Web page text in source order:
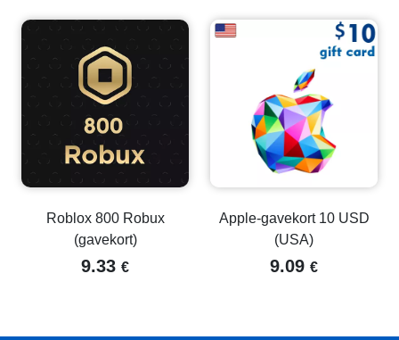
Roblox 800 Robux
(gavekort)
9.33 €
Apple-gavekort 10 USD
(USA)
9.09 €